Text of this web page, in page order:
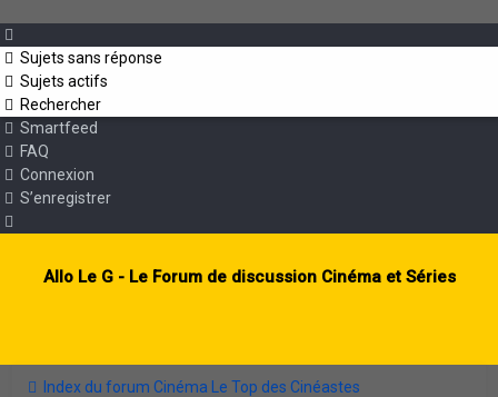
Sujets sans réponse
Sujets actifs
Rechercher
Smartfeed
FAQ
Connexion
S’enregistrer
Allo Le G - Le Forum de discussion Cinéma et Séries
Index du forum Cinéma
Le Top des Cinéastes